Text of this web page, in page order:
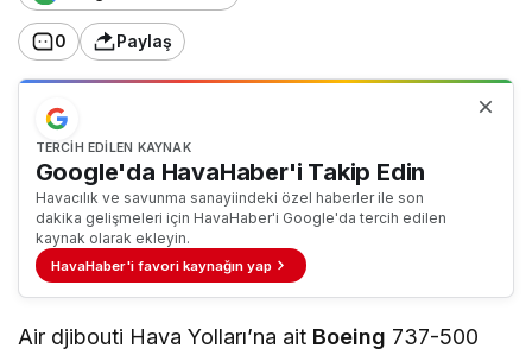
0 Paylaş
TERCIH EDILEN KAYNAK
Google'da HavaHaber'i Takip Edin
Havacılık ve savunma sanayiindeki özel haberler ile son
dakika gelişmeleri için HavaHaber'i Google'da tercih edilen
kaynak olarak ekleyin.
HavaHaber'i favori kaynağın yap
Air djibouti Hava Yolları’na ait Boeing 737-500